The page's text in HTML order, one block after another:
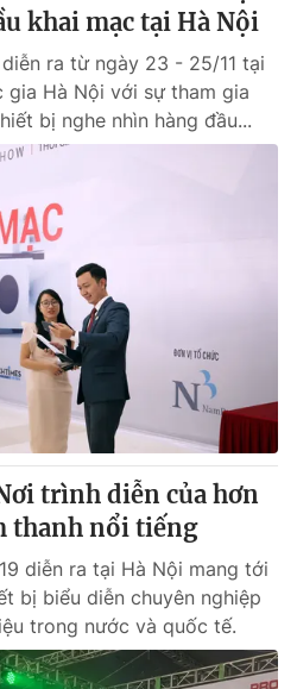
khai mạc tại Hà Nội
ra từ ngày 23 - 25/11 tại
gia Hà Nội với sự tham gia
bị nghe nhìn hàng đầu...
trình diễn của hơn
thanh nổi tiếng
diễn ra tại Hà Nội mang tới
bị biểu diễn chuyên nghiệp
trong nước và quốc tế.